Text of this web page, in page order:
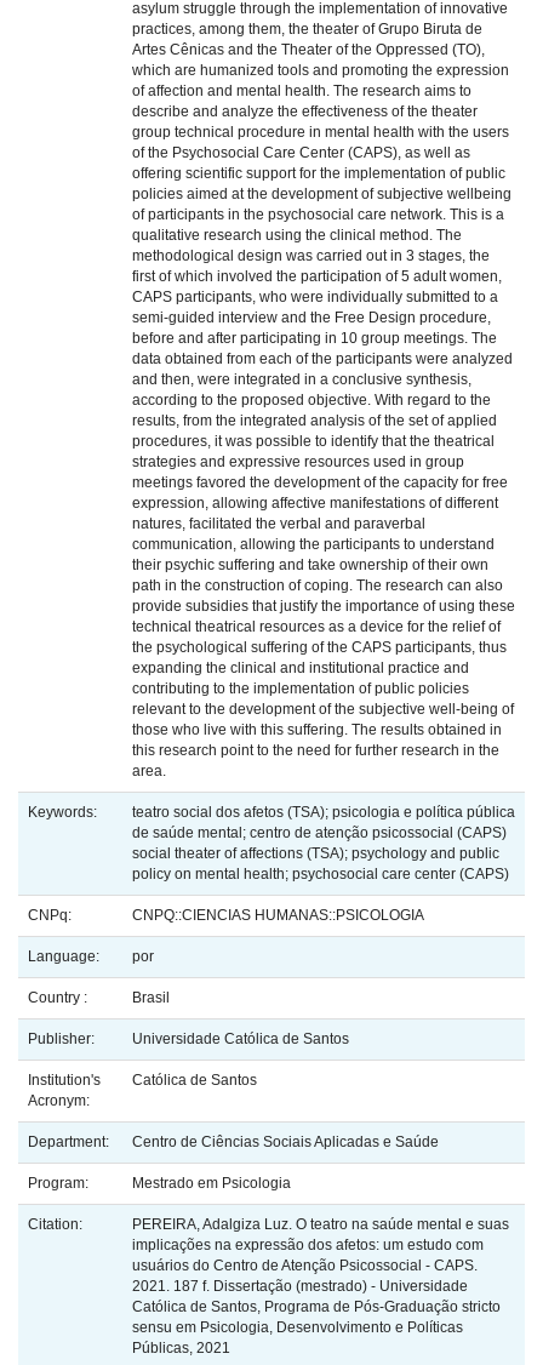
asylum struggle through the implementation of innovative
practices, among them, the theater of Grupo Biruta de
Artes Cênicas and the Theater of the Oppressed (TO),
which are humanized tools and promoting the expression
of affection and mental health. The research aims to
describe and analyze the effectiveness of the theater
group technical procedure in mental health with the users
of the Psychosocial Care Center (CAPS), as well as
offering scientific support for the implementation of public
policies aimed at the development of subjective wellbeing
of participants in the psychosocial care network. This is a
qualitative research using the clinical method. The
methodological design was carried out in 3 stages, the
first of which involved the participation of 5 adult women,
CAPS participants, who were individually submitted to a
semi-guided interview and the Free Design procedure,
before and after participating in 10 group meetings. The
data obtained from each of the participants were analyzed
and then, were integrated in a conclusive synthesis,
according to the proposed objective. With regard to the
results, from the integrated analysis of the set of applied
procedures, it was possible to identify that the theatrical
strategies and expressive resources used in group
meetings favored the development of the capacity for free
expression, allowing affective manifestations of different
natures, facilitated the verbal and paraverbal
communication, allowing the participants to understand
their psychic suffering and take ownership of their own
path in the construction of coping. The research can also
provide subsidies that justify the importance of using these
technical theatrical resources as a device for the relief of
the psychological suffering of the CAPS participants, thus
expanding the clinical and institutional practice and
contributing to the implementation of public policies
relevant to the development of the subjective well-being of
those who live with this suffering. The results obtained in
this research point to the need for further research in the
area.
Keywords:
teatro social dos afetos (TSA); psicologia e política pública
de saúde mental; centro de atenção psicossocial (CAPS)
social theater of affections (TSA); psychology and public
policy on mental health; psychosocial care center (CAPS)
CNPq: CNPQ::CIENCIAS HUMANAS::PSICOLOGIA
Language: por
Country : Brasil
Publisher: Universidade Católica de Santos
Institution's
Acronym:
Católica de Santos
Department: Centro de Ciências Sociais Aplicadas e Saúde
Program: Mestrado em Psicologia
Citation:
PEREIRA, Adalgiza Luz. O teatro na saúde mental e suas
implicações na expressão dos afetos: um estudo com
usuários do Centro de Atenção Psicossocial - CAPS.
2021. 187 f. Dissertação (mestrado) - Universidade
Católica de Santos, Programa de Pós-Graduação stricto
sensu em Psicologia, Desenvolvimento e Políticas
Públicas, 2021